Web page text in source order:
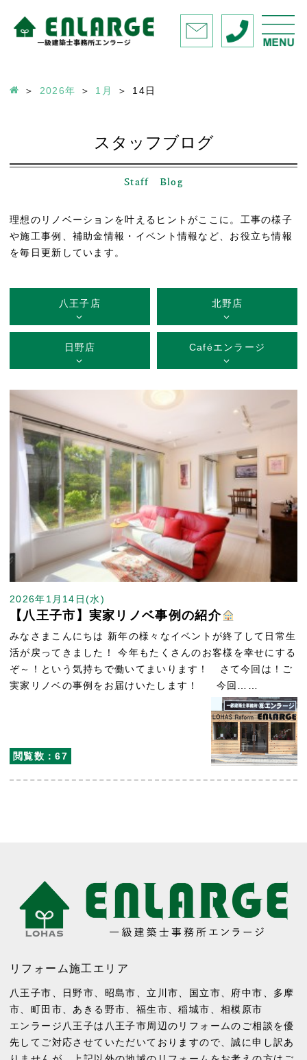
2026年 1月 14日
スタッフブログ
Staff Blog
理想のリノベーションを叶えるヒントがここに。工事の様子
や施工事例、補助金情報・イベント情報など、お役立ち情報
を毎日更新しています。
八王子店 北野店
日野店 Caféエンラージ
閲覧数：67
2026年1月14日(水)
【八王子市】実家リノベ事例の紹介
みなさまこんにちは 新年の様々なイベントが終了して日常生
活が戻ってきました！ 今年もたくさんのお客様を幸せにする
ぞ～！という気持ちで働いてまいります！ さて今回は！ご
実家リノベの事例をお届けいたします！ 今回……
リフォーム施工エリア
八王子市 日野市 昭島市 立川市 国立市 府中市
多摩
市
町田市 あきる野市 福生市 、稲城市 、相模原市
エンラージ八王子は八王子市周辺のリフォームのご相談を優
先してご対応させていただいておりますので、誠に申し訳あ